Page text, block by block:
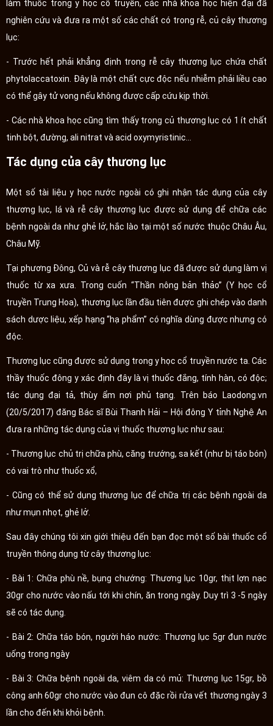
làm thuốc trong y học cổ truyền, các nhà khoa học hiện đại đã
nghiên cứu và đưa ra một số các chất có trong rễ, củ cây thương
lục:
- Trước hết phải khẳng định trong rễ cây thương lục chứa chất
phytolaccatoxin. Đây là một chất cực độc nếu nhiễm phải liều cao
có thể gây tử vong nếu không được cấp cứu kịp thời.
- Các nhà khoa học cũng tìm thấy trong củ thương lục có 1 ít chất
tinh bột, đường, ali nitrat và acid oxymyristinic…
Tác dụng của cây thương lục
Một số tài liệu y học nước ngoài có ghi nhận tác dụng của cây
thương lục, lá và rễ cây thương lục được sử dụng để chữa các
bệnh ngoài da như ghẻ lở, hắc lào tại một số nước thuộc Châu Âu,
Châu Mỹ.
Tại phương Đông, Củ và rễ cây thương lục đã được sử dụng làm vị
thuốc từ xa xưa. Trong cuốn “Thần nông bản thảo” (Y học cổ
truyền Trung Hoa), thương lục lần đầu tiên được ghi chép vào danh
sách dược liệu, xếp hạng “hạ phẩm” có nghĩa dùng được nhưng có
độc.
Thương lục cũng được sử dụng trong y học cổ truyền nước ta. Các
thầy thuốc đông y xác định đây là vị thuốc đắng, tính hàn, có độc;
tác dụng đại tả, thùy ẩm nơi phủ tạng. Trên báo Laodong.vn
(20/5/2017) đăng Bác sĩ Bùi Thanh Hải – Hội đông Y tỉnh Nghệ An
đưa ra những tác dụng của vị thuốc thương lục như sau:
- Thương lục chủ trị chữa phù, căng trướng, sa kết (như bị táo bón)
có vai trò như thuốc xổ,
- Cũng có thể sử dụng thương lục để chữa trị các bệnh ngoài da
như mụn nhọt, ghẻ lở.
Sau đây chúng tôi xin giới thiệu đến bạn đọc một số bài thuốc cổ
truyền thông dụng từ cây thương lục:
- Bài 1: Chữa phù nề, bụng chướng: Thương lục 10gr, thịt lợn nạc
30gr cho nước vào nấu tới khi chín, ăn trong ngày. Duy trì 3 -5 ngày
sẽ có tác dụng.
- Bài 2: Chữa táo bón, người háo nước: Thương lục 5gr đun nước
uống trong ngày
- Bài 3: Chữa bệnh ngoài da, viêm da có mủ: Thương lục 15gr, bồ
công anh 60gr cho nước vào đun cô đặc rồi rửa vết thương ngày 3
lần cho đến khi khỏi bệnh.